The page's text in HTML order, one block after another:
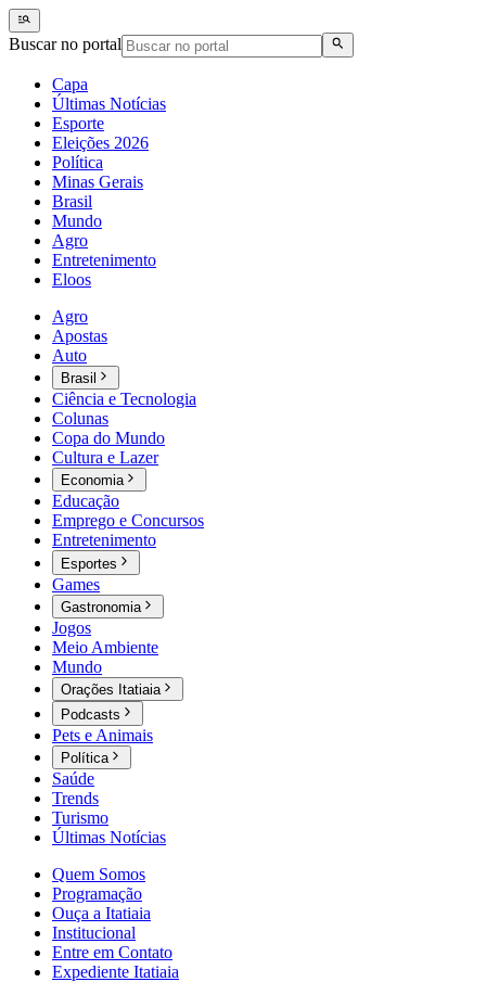
Buscar no portal
Capa
Últimas Notícias
Esporte
Eleições 2026
Política
Minas Gerais
Brasil
Mundo
Agro
Entretenimento
Eloos
Agro
Apostas
Auto
Brasil
Ciência e Tecnologia
Colunas
Copa do Mundo
Cultura e Lazer
Economia
Educação
Emprego e Concursos
Entretenimento
Esportes
Games
Gastronomia
Jogos
Meio Ambiente
Mundo
Orações Itatiaia
Podcasts
Pets e Animais
Política
Saúde
Trends
Turismo
Últimas Notícias
Quem Somos
Programação
Ouça a Itatiaia
Institucional
Entre em Contato
Expediente Itatiaia